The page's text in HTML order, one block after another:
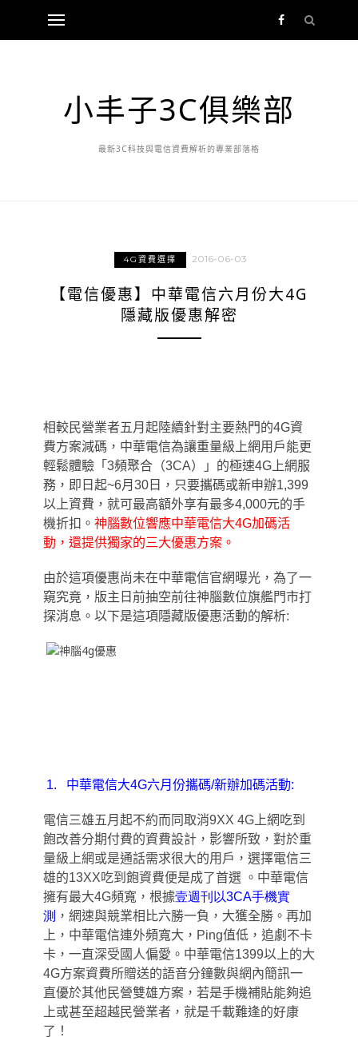
小丰子3C俱樂部
最新3C科技與電信資費解析的專業部落格
4G資費選擇 2016-06-03
【電信優惠】中華電信六月份大4G
隱藏版優惠解密
相較民營業者五月起陸續針對主要熱門的4G資
費方案減碼 ， 中華電信為讓重量級上網用戶能更
輕鬆體驗「3頻聚合（3CA）
」 的極速4G上網服
務，即日起~6月30日，只要攜碼或新申辦1,399
以上資費，就可最高額外享有最多4,000元的手
機折扣。 神腦數位響應中華電信大4G加碼活
動，還提供獨家的三大優惠方案。
由於這項優惠尚未在中華電信官網曝光 ， 為了一
窺究竟 ， 版主日前抽空前往神腦數位旗艦門市打
探消息。以下是這項隱藏版優惠活動的解析:
1. 中華電信大4G六月份攜碼/新辦加碼活動:
電信三雄五月起不約而同取消9XX 4G上網吃到
飽改善分期付費的資費設計，影響所致，對於重
量級上網或是通話需求很大的用戶，選擇電信三
雄的13XX吃到飽資費便是成了首選 。中華電信
擁有最大4G頻寬，根據壹週刊以3CA手機實
測 ，網速與競業相比六勝一負，大獲全勝。再加
上，中華電信連外頻寬大，Ping值低，追劇不卡
卡 ， 一直深受國人偏愛。中華電信1399以上的大
4G方案資費所贈送的語音分鐘數與網內簡訊一
直優於其他民營雙雄方案，若是手機補貼能夠追
上或甚至超越民營業者 ， 就是千載難逢的好康
了！